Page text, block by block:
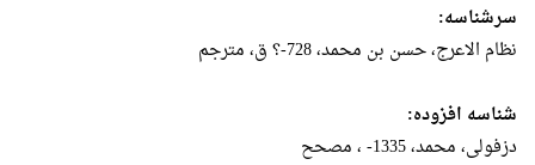
سرشناسه:
نظام الاعرج، حسن بن محمد، 728-؟ ق، مترجم
شناسه افزوده:
دزفولی، محمد، 1335- ، مصحح